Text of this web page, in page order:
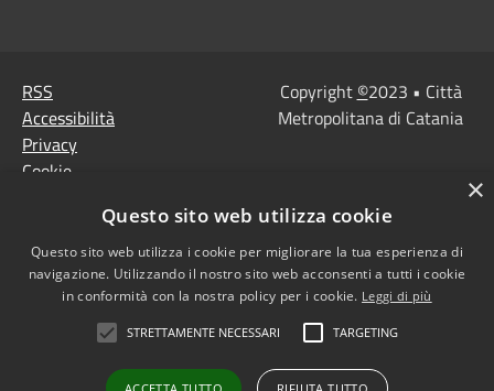
RSS
Accessibilità
Privacy
Cookie
Note Legali
Agenzia per l'Italia
digitale
accessibilità
Dichiarazione di
Copyright ©2023 • Città
Metropolitana di Catania
×
Questo sito web utilizza cookie
Questo sito web utilizza i cookie per migliorare la tua esperienza di
navigazione. Utilizzando il nostro sito web acconsenti a tutti i cookie
in conformità con la nostra policy per i cookie. Leggi di più
STRETTAMENTE NECESSARI TARGETING